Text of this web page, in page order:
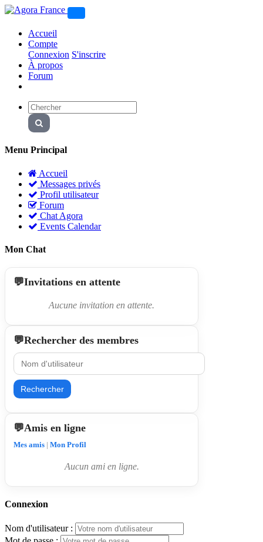
Accueil
Compte
Connexion S'inscrire
À propos
Forum
Menu Principal
Accueil
Messages privés
Profil utilisateur
Forum
Chat Agora
Events Calendar
Mon Chat
Invitations en attente
Aucune invitation en attente.
Rechercher des membres
Rechercher
Amis en ligne
Mes amis | Mon Profil
Aucun ami en ligne.
Connexion
Nom d'utilisateur :